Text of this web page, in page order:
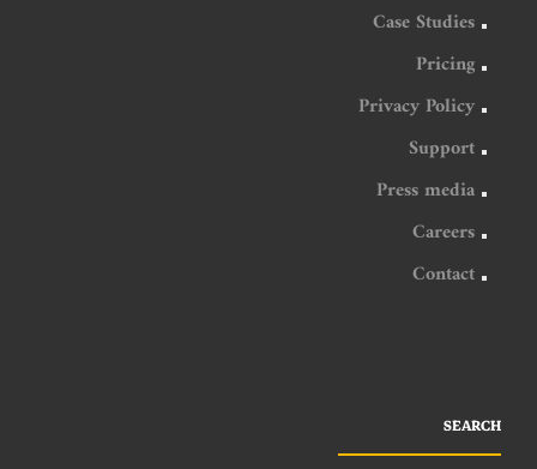
Case Studies
Pricing
Privacy Policy
Support
Press media
Careers
Contact
SEARCH